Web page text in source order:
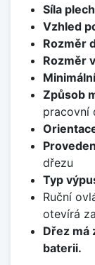
Síla
Vzhled
Rozměr
Rozměr
Způsob
pracovní
dřezu
Typ
Ruční
otevírá
Dřez má
baterii.